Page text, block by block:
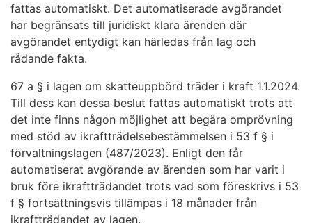
fattas automatiskt. Det automatiserade avgörandet
har begränsats till juridiskt klara ärenden där
avgörandet entydigt kan härledas från lag och
rådande fakta.
67 a § i lagen om skatteuppbörd träder i kraft 1.1.2024.
Till dess kan dessa beslut fattas automatiskt trots att
det inte finns någon möjlighet att begära omprövning
med stöd av ikraftträdelsebestämmelsen i 53 f § i
förvaltningslagen (487/2023). Enligt den får
automatiserat avgörande av ärenden som har varit i
bruk före ikraftträdandet trots vad som föreskrivs i 53
f § fortsättningsvis tillämpas i 18 månader från
ikraftträdandet av lagen.